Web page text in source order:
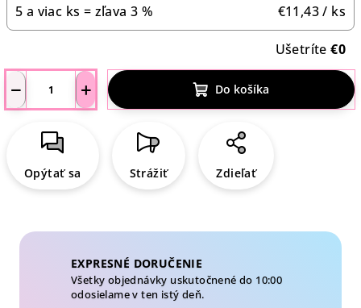
5 a viac ks = zľava 3 % €11,43/ ks
Ušetríte€0
+
− Do košíka
Opýtať sa Strážiť Zdieľať
EXPRESNÉ DORUČENIE
Všetky objednávky uskutočnené do 10:00
odosielame v ten istý deň.